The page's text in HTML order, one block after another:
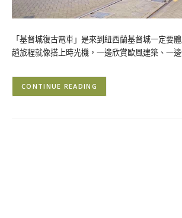
「基督城復古電車」是來到紐西蘭基督城一定要
趟旅程就像搭上時光機，一邊欣賞歐風建築、一
CONTINUE READING